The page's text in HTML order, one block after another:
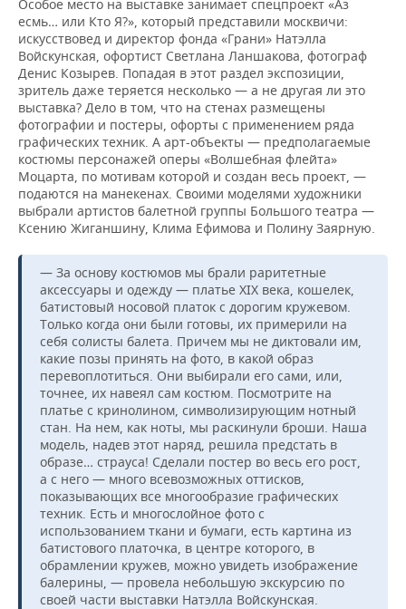
Особое место на выставке занимает спецпроект «Аз
есмь… или Кто Я?», который представили москвичи:
искусствовед и директор фонда «Грани» Натэлла
Войскунская, офортист Светлана Ланшакова, фотограф
Денис Козырев. Попадая в этот раздел экспозиции,
зритель даже теряется несколько — а не другая ли это
выставка? Дело в том, что на стенах размещены
фотографии и постеры, офорты с применением ряда
графических техник. А арт-объекты — предполагаемые
костюмы персонажей оперы «Волшебная флейта»
Моцарта, по мотивам которой и создан весь проект, —
подаются на манекенах. Своими моделями художники
выбрали артистов балетной группы Большого театра —
Ксению Жиганшину, Клима Ефимова и Полину Заярную.
— За основу костюмов мы брали раритетные
аксессуары и одежду — платье XIX века, кошелек,
батистовый носовой платок с дорогим кружевом.
Только когда они были готовы, их примерили на
себя солисты балета. Причем мы не диктовали им,
какие позы принять на фото, в какой образ
перевоплотиться. Они выбирали его сами, или,
точнее, их навеял сам костюм. Посмотрите на
платье с кринолином, символизирующим нотный
стан. На нем, как ноты, мы раскинули броши. Наша
модель, надев этот наряд, решила предстать в
образе… страуса! Сделали постер во весь его рост,
а с него — много всевозможных оттисков,
показывающих все многообразие графических
техник. Есть и многослойное фото с
использованием ткани и бумаги, есть картина из
батистового платочка, в центре которого, в
обрамлении кружев, можно увидеть изображение
балерины, — провела небольшую экскурсию по
своей части выставки Натэлла Войскунская.